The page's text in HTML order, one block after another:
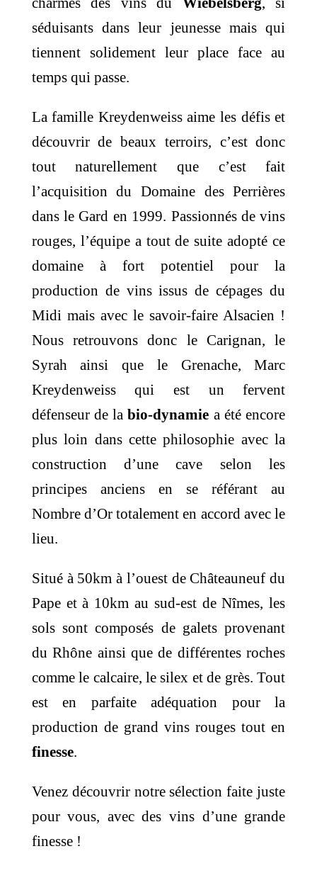
séduisants dans leur jeunesse mais qui
tiennent solidement leur place face au
temps qui passe.
La famille Kreydenweiss aime les défis et
découvrir de beaux terroirs, c’est donc
tout naturellement que c’est fait
l’acquisition du Domaine des Perrières
dans le Gard en 1999. Passionnés de vins
rouges, l’équipe a tout de suite adopté ce
domaine à fort potentiel pour la
production de vins issus de cépages du
Midi mais avec le savoir-faire Alsacien !
Nous retrouvons donc le Carignan, le
Syrah ainsi que le Grenache, Marc
Kreydenweiss qui est un fervent
défenseur de la bio-dynamie a été encore
plus loin dans cette philosophie avec la
construction d’une cave selon les
principes anciens en se référant au
Nombre d’Or totalement en accord avec le
lieu.
Situé à 50km à l’ouest de Châteauneuf du
Pape et à 10km au sud-est de Nîmes, les
sols sont composés de galets provenant
du Rhône ainsi que de différentes roches
comme le calcaire, le silex et de grès. Tout
est en parfaite adéquation pour la
production de grand vins rouges tout en
finesse.
Venez découvrir notre sélection faite juste
pour vous, avec des vins d’une grande
finesse !